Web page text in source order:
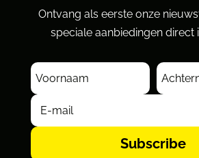
Ontvang als eerste onze
speciale aanbiedingen direct
Subscribe